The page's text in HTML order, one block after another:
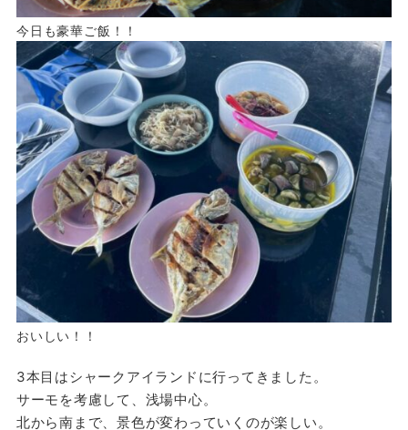
今日も豪華ご飯！！
おいしい！！
3本目はシャークアイランドに行ってきました。
サーモを考慮して、浅場中心。
北から南まで、景色が変わっていくのが楽しい。